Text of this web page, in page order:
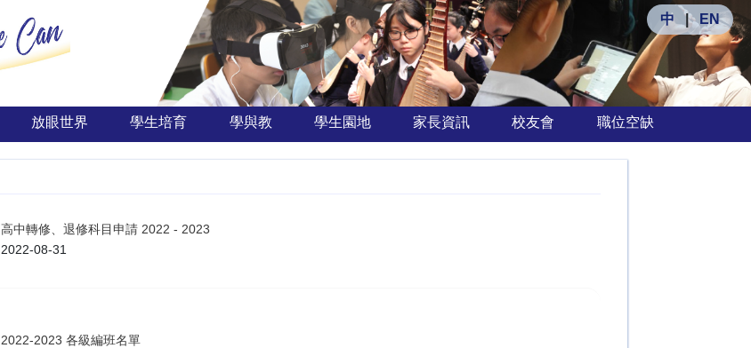
中 | EN
放眼世界 學生培育 學與教 學生園地 家長資訊 校友會 職位空缺
高中轉修、退修科目申請 2022 - 2023
2022-08-31
2022-2023 各級編班名單